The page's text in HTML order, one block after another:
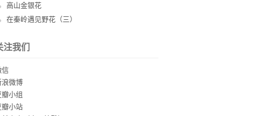
高山金银花
在秦岭遇见野花（三）
注我们
信
浪微博
瓣小组
瓣小站